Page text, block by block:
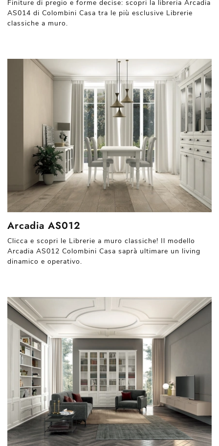
Finiture di pregio e forme decise: scopri la libreria Arcadia
AS014 di Colombini Casa tra le più esclusive Librerie
classiche a muro.
Arcadia AS012
Clicca e scopri le Librerie a muro classiche! Il modello
Arcadia AS012 Colombini Casa saprà ultimare un living
dinamico e operativo.